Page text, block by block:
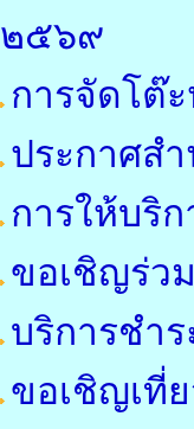
๒๕๖๙
การจัดโต๊
ประกาศส
การให้บริ
ขอเชิญร่ว
บริการชำ
ขอเชิญเที่